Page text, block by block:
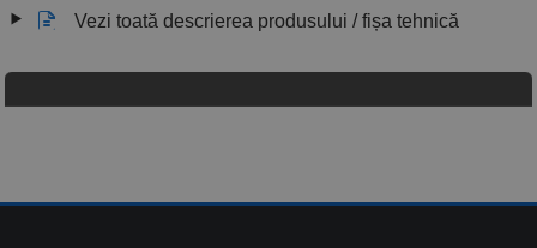
Vezi toată descrierea produsului / fișa tehnică